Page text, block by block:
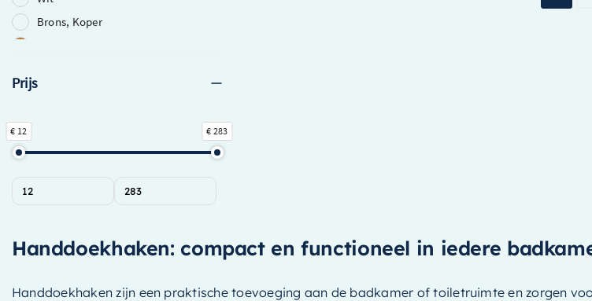
Brons, Koper
Geborsteld Messing PVD
Dark Grey (Grijs Groep)
Geborsteld Messing
Prijs
€ 12 € 283
Handdoekhaken: compact en functioneel in iedere
Handdoekhaken zijn een praktische toevoeging aan de badkamer of toiletruimte en zorgen